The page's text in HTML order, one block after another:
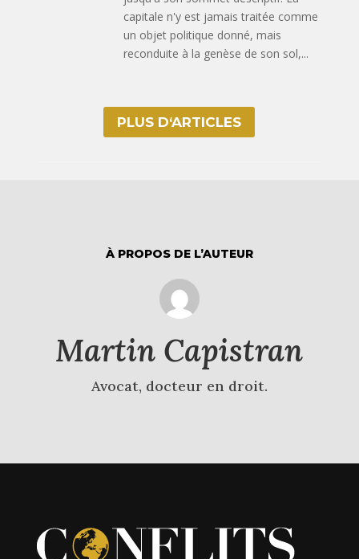
capitale n'y est jamais traitée comme
un objet politique donné, mais
reconduite à la genèse de son sol,...
PLUS D‘ARTICLES
À PROPOS DE L’AUTEUR
Martin Capistran
Avocat, docteur en droit.